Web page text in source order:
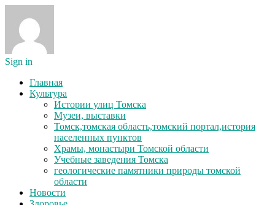
Sign in
Главная
Культура
Истории улиц Томска
Музеи, выставки
Томск,томская область,томский портал,история
населенных пунктов
Храмы, монастыри Томской области
Учебные заведения Томска
геологические памятники природы томской
области
Новости